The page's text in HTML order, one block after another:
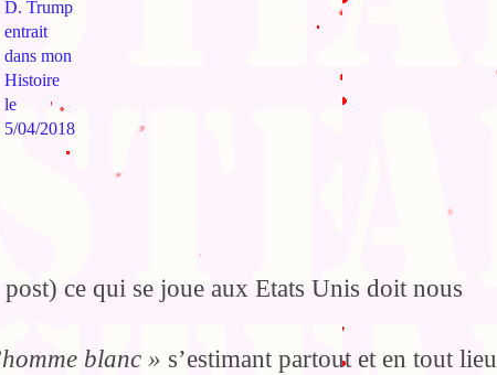
D. Trump
entrait
dans mon
Histoire
le
5/04/2018
ce qui se joue aux Etats Unis doit nous
blanc » s’estimant partout et en tout lieu